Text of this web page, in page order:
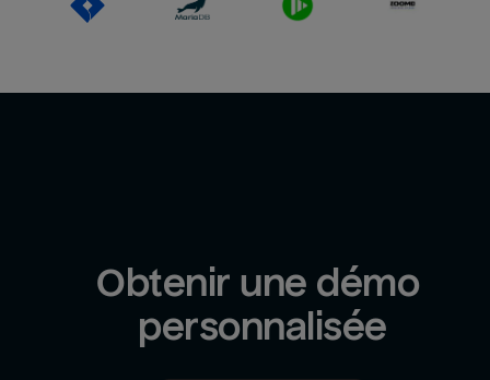
Obtenir une démo
personnalisée